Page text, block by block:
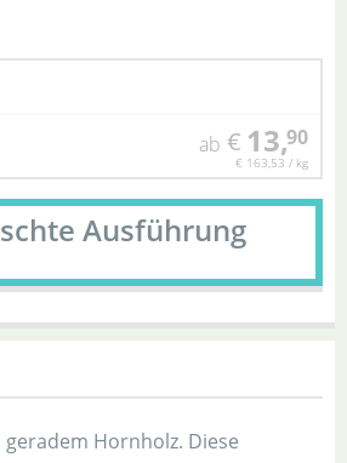
ab € 13,90
€ 163,53 / kg
Ausführung
Hornholz. Diese